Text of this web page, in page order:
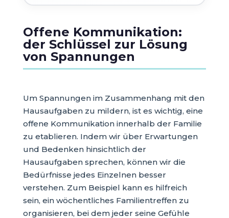
Offene Kommunikation:
der Schlüssel zur Lösung
von Spannungen
Um Spannungen im Zusammenhang mit den
Hausaufgaben zu mildern, ist es wichtig, eine
offene Kommunikation innerhalb der Familie
zu etablieren. Indem wir über Erwartungen
und Bedenken hinsichtlich der
Hausaufgaben sprechen, können wir die
Bedürfnisse jedes Einzelnen besser
verstehen. Zum Beispiel kann es hilfreich
sein, ein wöchentliches Familientreffen zu
organisieren, bei dem jeder seine Gefühle